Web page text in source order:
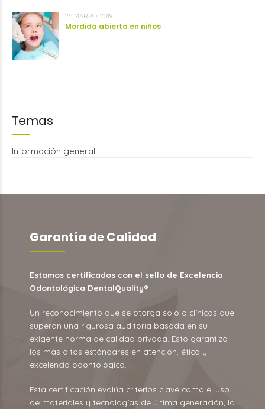
25 MARZO, 2019
Mordida abierta en niños
Temas
Información general
Garantía de Calidad
Estamos certificados con el sello de Excelencia
Odontológica DentalQuality®
Un reconocimiento que se otorga solo a clínicas que
superan una rigurosa auditoría basada en su
exigente norma de calidad privada. Esto garantiza
los más altos estándares en atención, ética y
excelencia odontológica.
Esta certificación evalúa criterios clave como el uso
de materiales y tecnologías de última generación, la